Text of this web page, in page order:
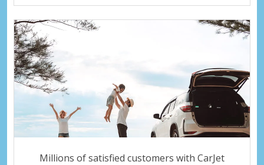
Millions of satisfied customers with CarJet